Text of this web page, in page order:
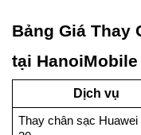
Bảng Giá Thay
tại HanoiMobile
Dịch vụ
Thay chân sạc Huawei